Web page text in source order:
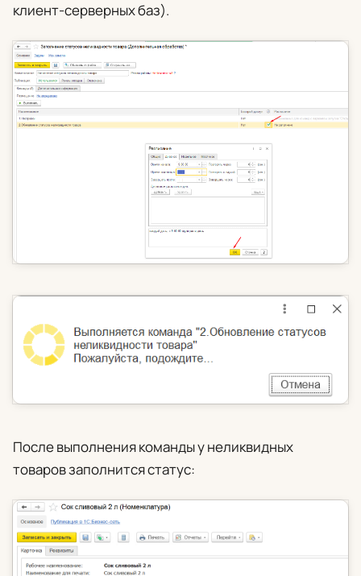
клиент-серверных баз).
После выполнения команды у неликвидных
товаров заполнится статус: